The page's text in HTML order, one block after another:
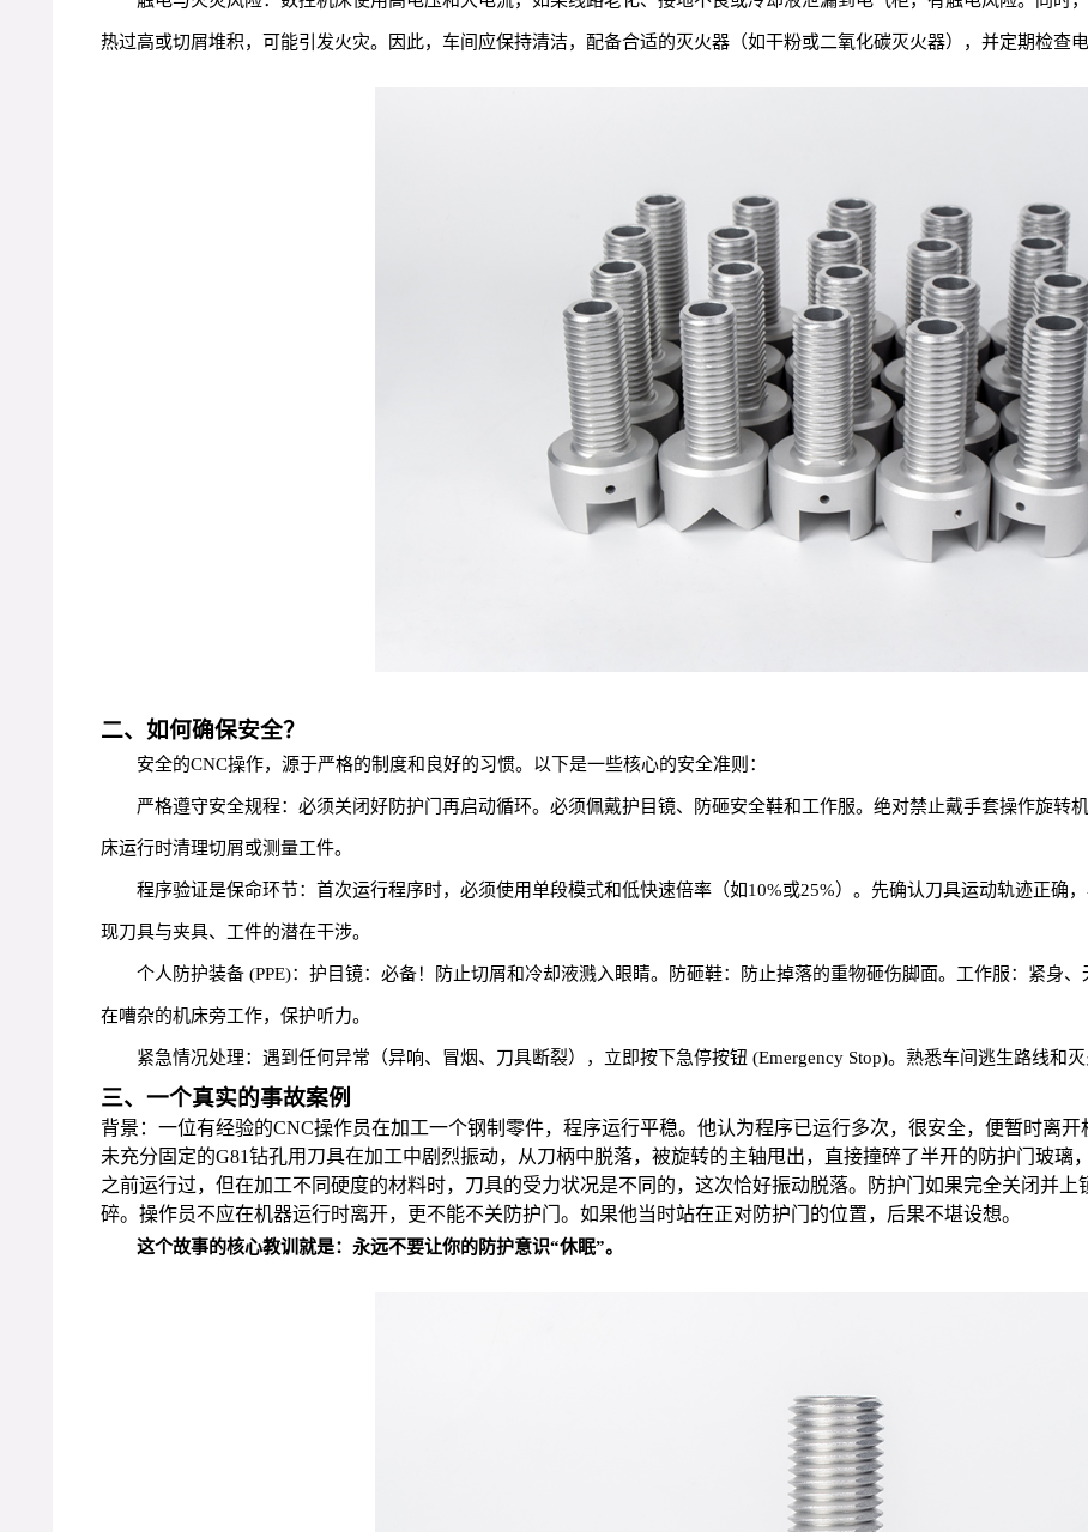
热过高或切屑堆积，可能引发火灾。因此，车间应保持清洁，配备合适的灭火器（如干粉或二氧化碳灭火器），并定期检查电
二、如何确保安全？
安全的CNC操作，源于严格的制度和良好的习惯。以下是一些核心的安全准则：
严格遵守安全规程：必须关闭好防护门再启动循环。必须佩戴护目镜、防砸安全鞋和工作服。绝对禁止戴手套操作旋转
床运行时清理切屑或测量工件。
程序验证是保命环节：首次运行程序时，必须使用单段模式和低快速倍率（如10%或25%）。先确认刀具运动轨迹正确
现刀具与夹具、工件的潜在干涉。
个人防护装备 (PPE)：护目镜：必备！防止切屑和冷却液溅入眼睛。防砸鞋：防止掉落的重物砸伤脚面。工作服：紧身
在嘈杂的机床旁工作，保护听力。
紧急情况处理：遇到任何异常（异响、冒烟、刀具断裂），立即按下急停按钮 (Emergency Stop)。熟悉车间逃生路线和灭
三、一个真实的事故案例
背景：一位有经验的CNC操作员在加工一个钢制零件，程序运行平稳。他认为程序已运行多次，很安全，便暂时离
未充分固定的G81钻孔用刀具在加工中剧烈振动，从刀柄中脱落，被旋转的主轴甩出，直接撞碎了半开的防护门玻
之前运行过，但在加工不同硬度的材料时，刀具的受力状况是不同的，这次恰好振动脱落。防护门如果完全关闭并
碎。操作员不应在机器运行时离开，更不能不关防护门。如果他当时站在正对防护门的位置，后果不堪设想。
这个故事的核心教训就是：永远不要让你的防护意识“休眠”。